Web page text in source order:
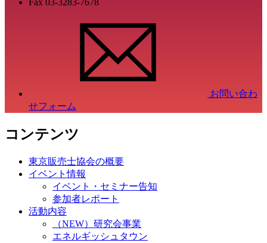
Fax 03-3283-7678
お問い合わ
せフォーム
コンテンツ
東京販売士協会の概要
イベント情報
イベント・セミナー告知
参加者レポート
活動内容
（NEW）研究会事業
エネルギッシュタウン